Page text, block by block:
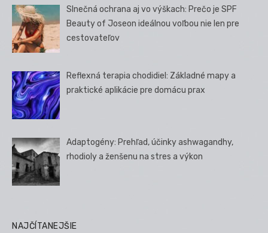
Slnečná ochrana aj vo výškach: Prečo je SPF
Beauty of Joseon ideálnou voľbou nie len pre
cestovateľov
Reflexná terapia chodidiel: Základné mapy a
praktické aplikácie pre domácu prax
Adaptogény: Prehľad, účinky ashwagandhy,
rhodioly a ženšenu na stres a výkon
NAJČÍTANEJŠIE